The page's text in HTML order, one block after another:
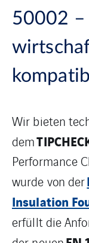
50002 –
Wir bieten
dem
Performance
wurde von der
Insulation
erfüllt die